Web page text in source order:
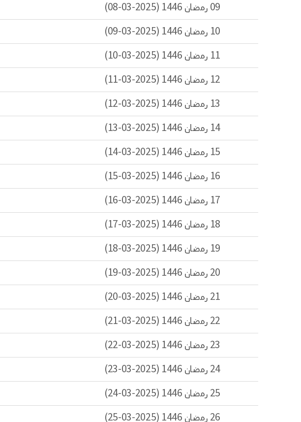
09 رمضان 1446 (2025-03-08)
10 رمضان 1446 (2025-03-09)
11 رمضان 1446 (2025-03-10)
12 رمضان 1446 (2025-03-11)
13 رمضان 1446 (2025-03-12)
14 رمضان 1446 (2025-03-13)
15 رمضان 1446 (2025-03-14)
16 رمضان 1446 (2025-03-15)
17 رمضان 1446 (2025-03-16)
18 رمضان 1446 (2025-03-17)
19 رمضان 1446 (2025-03-18)
20 رمضان 1446 (2025-03-19)
21 رمضان 1446 (2025-03-20)
22 رمضان 1446 (2025-03-21)
23 رمضان 1446 (2025-03-22)
24 رمضان 1446 (2025-03-23)
25 رمضان 1446 (2025-03-24)
26 رمضان 1446 (2025-03-25)